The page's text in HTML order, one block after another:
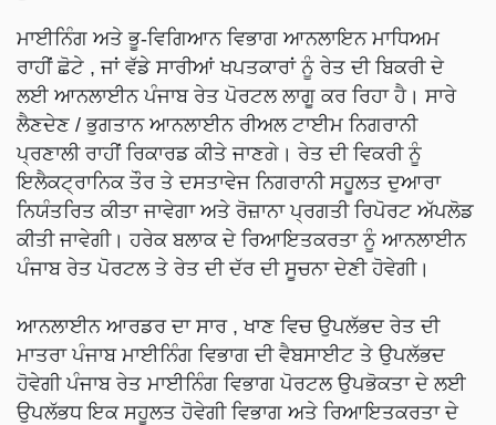
ਮਾਈਨਿੰਗ ਅਤੇ ਭੂ-ਵਿਗਿਆਨ ਵਿਭਾਗ ਆਨਲਾਇਨ ਮਾਧਿਅਮ
ਰਾਹੀਂ ਛੋਟੇ , ਜਾਂ ਵੱਡੇ ਸਾਰੀਆਂ ਖਪਤਕਾਰਾਂ ਨੂੰ ਰੇਤ ਦੀ ਬਿਕਰੀ ਦੇ
ਲਈ ਆਨਲਾਈਨ ਪੰਜਾਬ ਰੇਤ ਪੋਰਟਲ ਲਾਗੂ ਕਰ ਰਿਹਾ ਹੈ। ਸਾਰੇ
ਲੈਣਦੇਣ / ਭੁਗਤਾਨ ਆਨਲਾਈਨ ਰੀਅਲ ਟਾਈਮ ਨਿਗਰਾਨੀ
ਪ੍ਰਣਾਲੀ ਰਾਹੀਂ ਰਿਕਾਰਡ ਕੀਤੇ ਜਾਣਗੇ। ਰੇਤ ਦੀ ਵਿਕਰੀ ਨੂੰ
ਇਲੈਕਟ੍ਰਾਨਿਕ ਤੌਰ ਤੇ ਦਸਤਾਵੇਜ ਨਿਗਰਾਨੀ ਸਹੂਲਤ ਦੁਆਰਾ
ਨਿਯੰਤਰਿਤ ਕੀਤਾ ਜਾਵੇਗਾ ਅਤੇ ਰੋਜ਼ਾਨਾ ਪ੍ਰਗਤੀ ਰਿਪੋਰਟ ਅੱਪਲੋਡ
ਕੀਤੀ ਜਾਵੇਗੀ। ਹਰੇਕ ਬਲਾਕ ਦੇ ਰਿਆਇਤਕਰਤਾ ਨੂੰ ਆਨਲਾਈਨ
ਪੰਜਾਬ ਰੇਤ ਪੋਰਟਲ ਤੇ ਰੇਤ ਦੀ ਦੱਰ ਦੀ ਸੂਚਨਾ ਦੇਣੀ ਹੋਵੇਗੀ।
ਆਨਲਾਈਨ ਆਰਡਰ ਦਾ ਸਾਰ , ਖਾਣ ਵਿਚ ਉਪਲੱਭਦ ਰੇਤ ਦੀ
ਮਾਤਰਾ ਪੰਜਾਬ ਮਾਈਨਿੰਗ ਵਿਭਾਗ ਦੀ ਵੈਬਸਾਈਟ ਤੇ ਉਪਲੱਭਦ
ਹੋਵੇਗੀ ਪੰਜਾਬ ਰੇਤ ਮਾਈਨਿੰਗ ਵਿਭਾਗ ਪੋਰਟਲ ਉਪਭੋਕਤਾ ਦੇ ਲਈ
ਉਪਲੱਭਧ ਇਕ ਸਹੂਲਤ ਹੋਵੇਗੀ ਵਿਭਾਗ ਅਤੇ ਰਿਆਇਤਕਰਤਾ ਦੇ